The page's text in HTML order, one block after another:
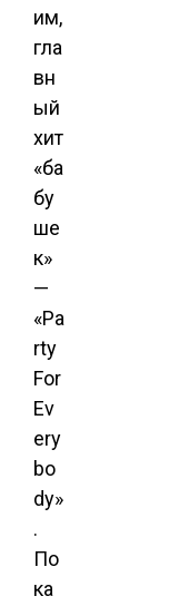
им,
гла
вн
ый
хит
«ба
бу
ше
к»
—
«Pa
rty
For
Ev
ery
bo
dy»
.
По
ка